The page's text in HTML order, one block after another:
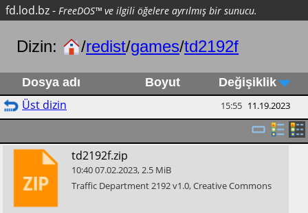
fd.lod.bz- FreeDOS™ ve ilgili öğelere ayrılmış bir sunucu.
Dizin: /redist/games/td2192f
Dosya adı Boyut Değişiklik
Üst dizin 15:55 11.19.2023
​td2192f.zip
10:4007.02.2023,2.5 MiB
​Traffic Department 2192 v1.0, Creative Commons